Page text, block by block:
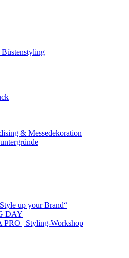
& Messedekoration
up your Brand“
DAY
| Styling-Workshop